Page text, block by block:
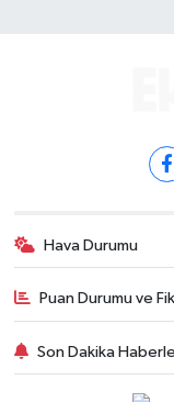
Hava Durumu
Puan Durumu ve
Son Dakika